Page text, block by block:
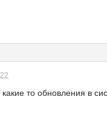
то обновления в